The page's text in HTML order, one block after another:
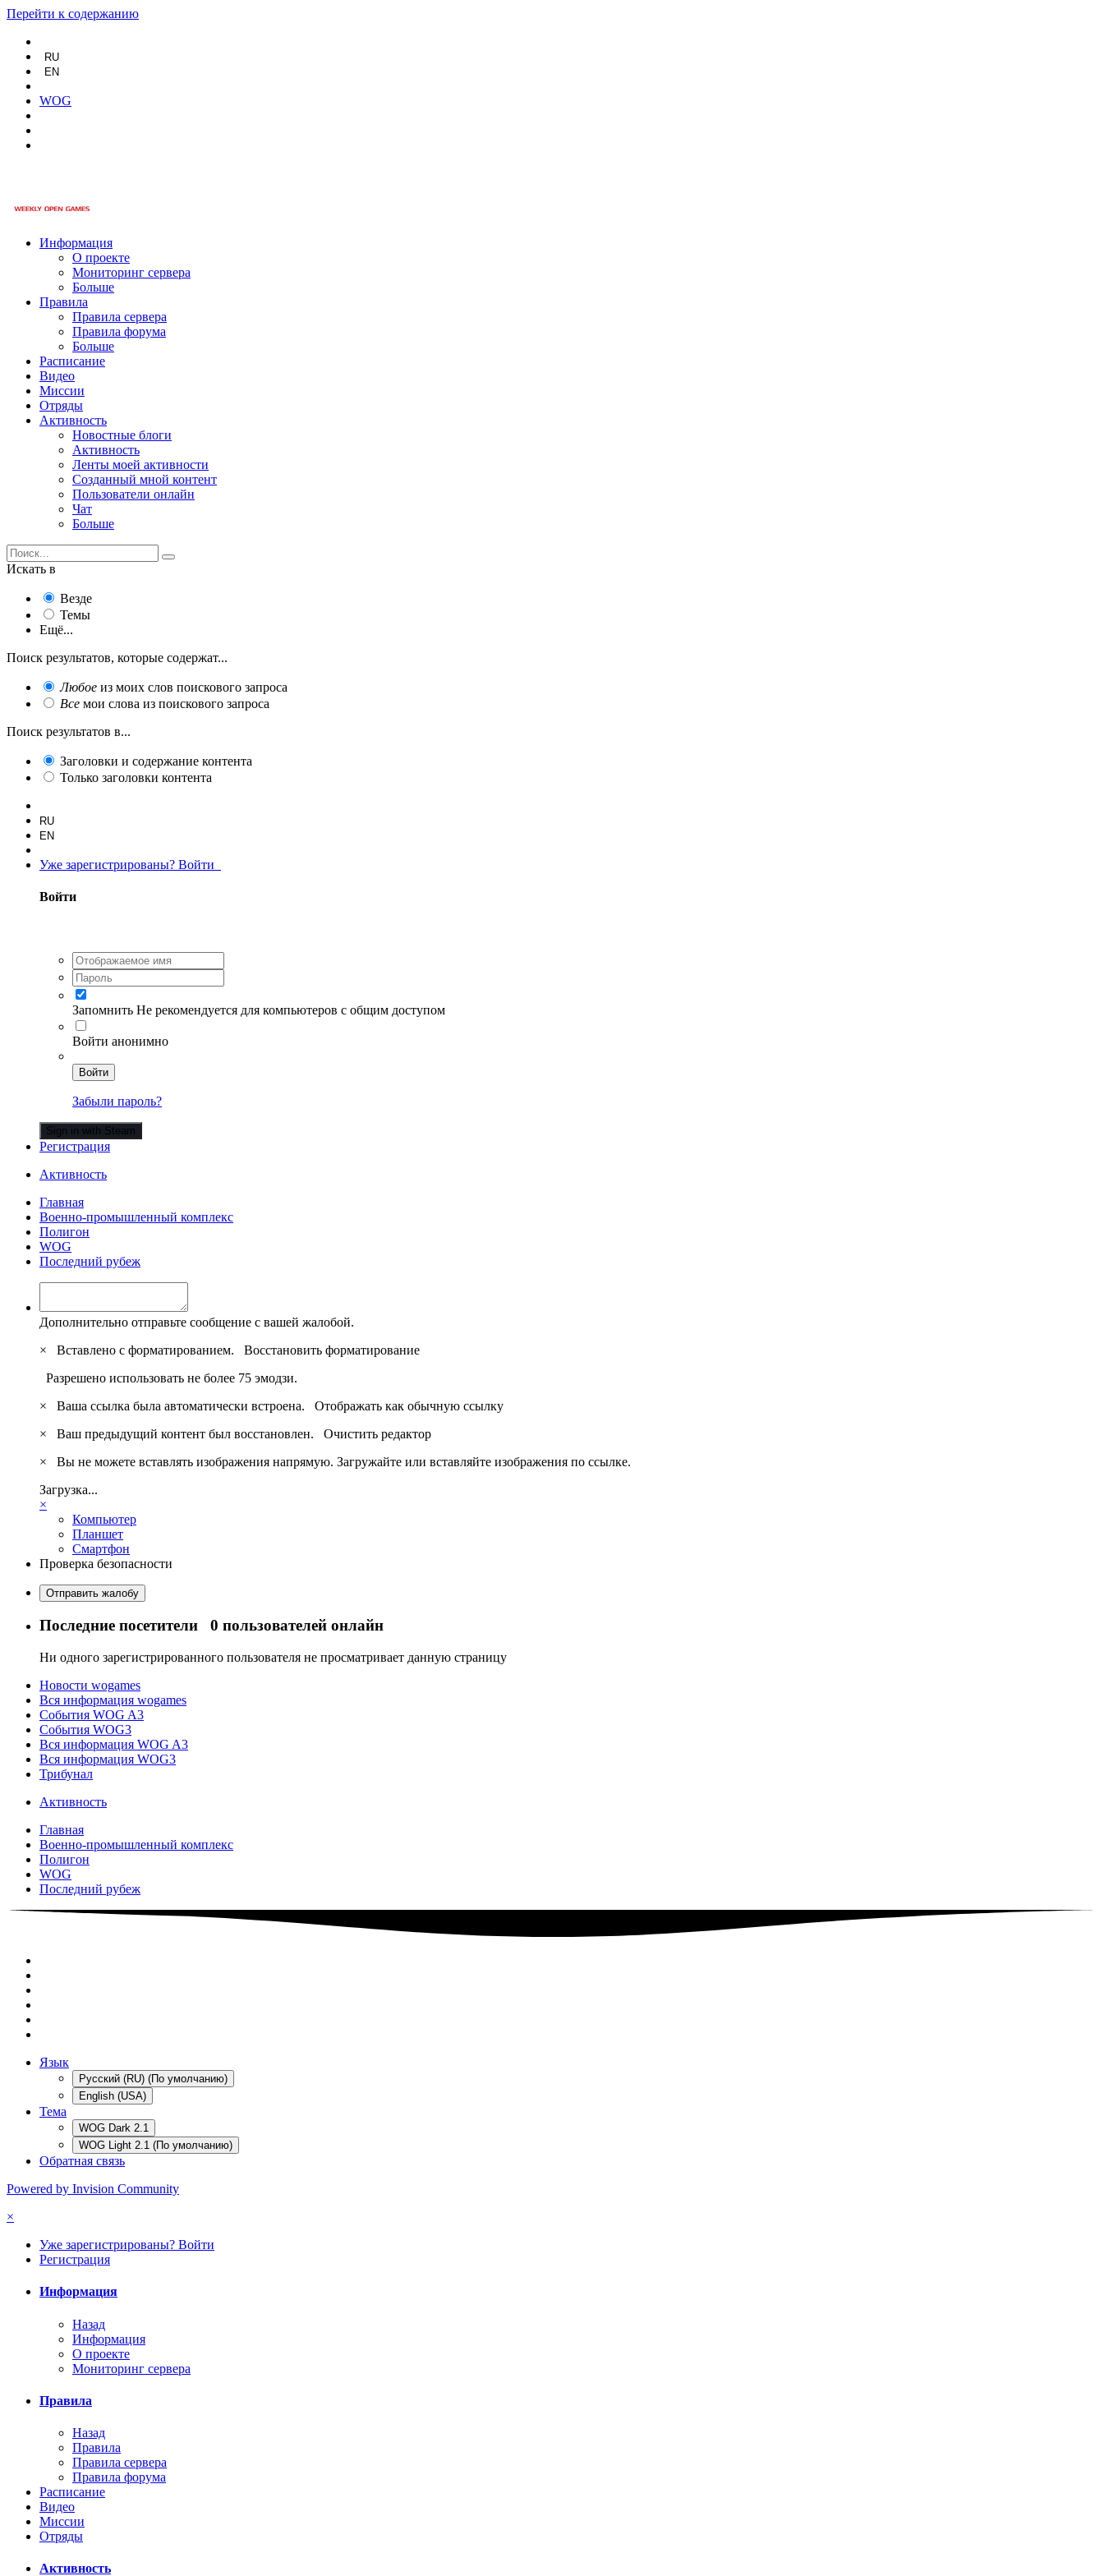
Перейти к содержанию
RU
EN
WOG
Информация
О проекте
Мониторинг сервера
Больше
Правила
Правила сервера
Правила форума
Больше
Расписание
Видео
Миссии
Отряды
Активность
Новостные блоги
Активность
Ленты моей активности
Созданный мной контент
Пользователи онлайн
Чат
Больше
Искать в
Везде
Темы
Ещё...
Поиск результатов, которые содержат...
Любое из моих слов поискового запроса
Все мои слова из поискового запроса
Поиск результатов в...
Заголовки и содержание контента
Только заголовки контента
RU
EN
Уже зарегистрированы? Войти
Войти
Запомнить Не рекомендуется для компьютеров с общим доступом
Войти анонимно
Войти
Забыли пароль?
Sign in with Steam
Регистрация
Активность
Главная
Военно-промышленный комплекс
Полигон
WOG
Последний рубеж
Дополнительно отправьте сообщение с вашей жалобой.
×
Вставлено с форматированием. Восстановить форматирование
Разрешено использовать не более 75 эмодзи.
×
Ваша ссылка была автоматически встроена. Отображать как обычную ссылку
×
Ваш предыдущий контент был восстановлен. Очистить редактор
×
Вы не можете вставлять изображения напрямую. Загружайте или вставляйте изображения по ссылке.
Загрузка...
×
Компьютер
Планшет
Смартфон
Проверка безопасности
Отправить жалобу
Последние посетители 0 пользователей онлайн
Ни одного зарегистрированного пользователя не просматривает данную страницу
Новости wogames
Вся информация wogames
События WOG A3
События WOG3
Вся информация WOG A3
Вся информация WOG3
Трибунал
Активность
Главная
Военно-промышленный комплекс
Полигон
WOG
Последний рубеж
Язык
Русский (RU) (По умолчанию)
English (USA)
Тема
WOG Dark 2.1
WOG Light 2.1 (По умолчанию)
Обратная связь
Powered by Invision Community
×
Уже зарегистрированы? Войти
Регистрация
Информация
Назад
Информация
О проекте
Мониторинг сервера
Правила
Назад
Правила
Правила сервера
Правила форума
Расписание
Видео
Миссии
Отряды
Активность